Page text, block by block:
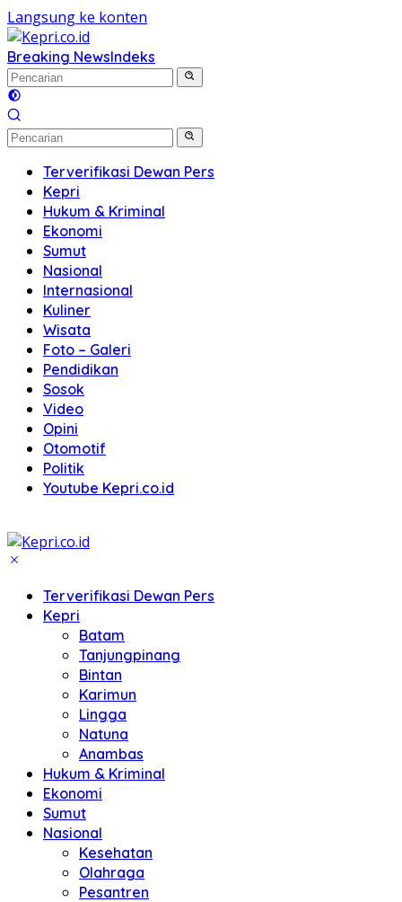
Langsung ke konten
Breaking NewsIndeks
Terverifikasi Dewan Pers
Kepri
Hukum & Kriminal
Ekonomi
Sumut
Nasional
Internasional
Kuliner
Wisata
Foto – Galeri
Pendidikan
Sosok
Video
Opini
Otomotif
Politik
Youtube Kepri.co.id
Terverifikasi Dewan Pers
Kepri
Batam
Tanjungpinang
Bintan
Karimun
Lingga
Natuna
Anambas
Hukum & Kriminal
Ekonomi
Sumut
Nasional
Kesehatan
Olahraga
Pesantren